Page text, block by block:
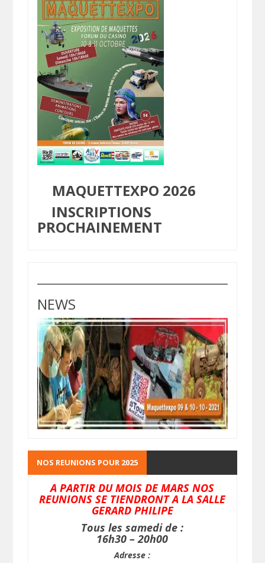
MAQUETTEXPO 2026
INSCRIPTIONS
PROCHAINEMENT
NEWS
NOS REUNIONS POUR 2025
A PARTIR DU MOIS DE MARS NOS
REUNIONS SE TIENDRONT A LA SALLE
GERARD PHILIPE
Tous les samedi de :
16h30 – 20h00
Adresse :